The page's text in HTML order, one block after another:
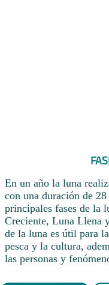
En un año la luna
con una duración de
principales fases de la
Creciente, Luna Llena
de la luna es útil para
pesca y la cultura,
las personas y